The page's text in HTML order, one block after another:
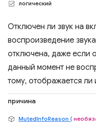
логический
Отключен ли звук на
воспроизведение
отключена, даже если
данный момент не
тому, отображается ли
причина
MutedInfoReason (